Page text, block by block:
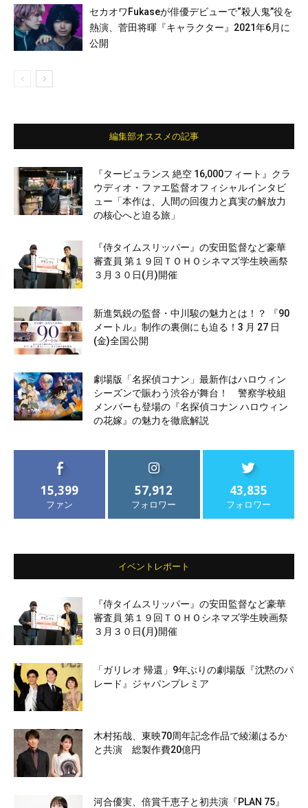
セカオワFukaseが俳優デビューで“殺人鬼”役を
熱演、菅田将暉『キャラクター』2021年6月に
公開
編集部オススメの記事
『タービュランス 絶空 16,000フィート』クラ
ウディオ・ファエ監督オフィシャルインタビ
ュー「本作は、人間の回復力と真実の解放力
の核心へと迫る旅」
『侍タイムスリッパー』の安田監督など豪華
審査員 第１９回ＴＯＨＯシネマズ学生映画祭
３月３０日(月)開催
新進気鋭の監督・中川駿の魅力とは！？ 『90
メートル』制作の裏側にも迫る！3 月 27 日
(金)全国公開
劇場版「名探偵コナン」最新作はハロウィン
シーズンで賑わう渋谷が舞台！ 警察学校組
メンバーも登場の『名探偵コナン ハロウィン
の花嫁』の魅力を徹底解説
15,399
ファン
57,912
フォロワー
43,835
フォロワー
イベントレポート
『侍タイムスリッパー』の安田監督など豪華
審査員 第１９回ＴＯＨＯシネマズ学生映画祭
３月３０日(月)開催
「ガリレオ 帰還」9年ぶりの劇場版『沈黙のパ
レード』ジャパンプレミア
木村拓哉、東映70周年記念作品で綾瀬はるか
と共演 総製作費20億円
河合優実、倍賞千恵子と初共演『PLAN 75』